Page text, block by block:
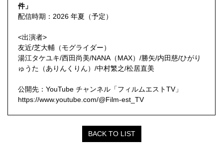
件」
配信時期：2026 年夏（予定）
<出演者>
友近/芝大輔（モグライダー）
湯江タケユキ/西田尚美/NANA（MAX）/勝矢/内田慈/ひがり
ゅうた（ありんくりん）/中村繁之/松居直美
公開先：YouTube チャンネル「フィルムエストTV」
https://www.youtube.com/@Film-est_TV
BACK TO LIST